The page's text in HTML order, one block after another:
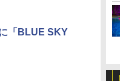
「BLUE SKY